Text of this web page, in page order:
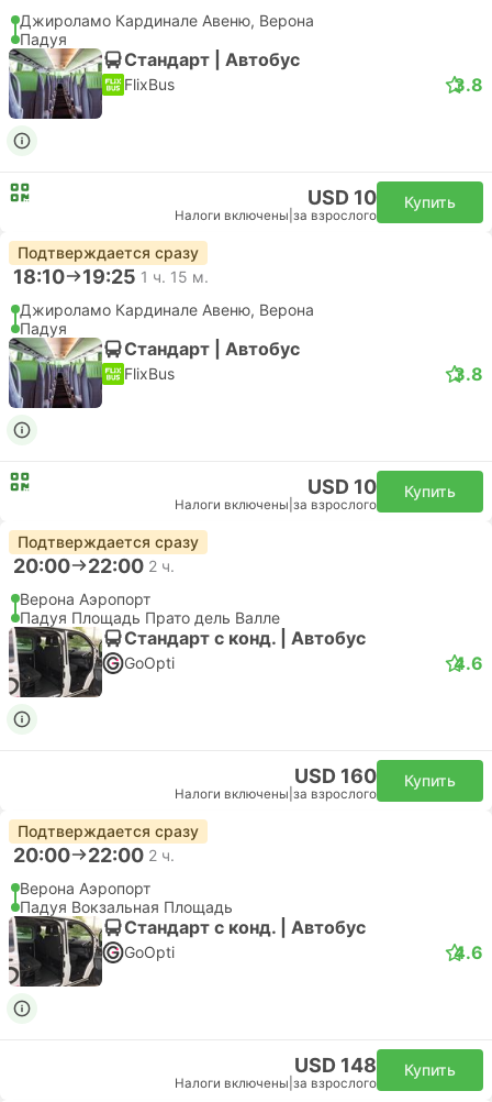
Джироламо Кардинале Авеню, Верона
Падуя
Стандарт | Автобус
FlixBus 3.8
USD 10
Налоги включены за взрослого
Купить
Подтверждается сразу
18:10 19:25 1 ч. 15 м.
Джироламо Кардинале Авеню, Верона
Падуя
Стандарт | Автобус
FlixBus 3.8
USD 10
Налоги включены за взрослого
Купить
Подтверждается сразу
20:00 22:00 2 ч.
Верона Аэропорт
Падуя Площадь Прато дель Валле
Стандарт с конд. | Автобус
GoOpti 4.6
USD 160
Налоги включены за взрослого
Купить
Подтверждается сразу
20:00 22:00 2 ч.
Верона Аэропорт
Падуя Вокзальная Площадь
Стандарт с конд. | Автобус
GoOpti 4.6
USD 148
Налоги включены за взрослого
Купить